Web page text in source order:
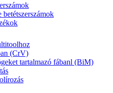
(CrV)
tartalmazó fábanl (BiM)